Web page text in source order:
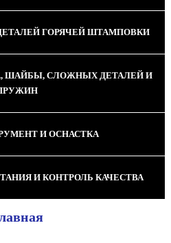
ГОРЯЧЕЙ ШТАМПОВКИ
ШАЙБЫ, СЛОЖНЫХ ДЕТАЛЕЙ И
И ОСНАСТКА
И КОНТРОЛЬ КАЧЕСТВА